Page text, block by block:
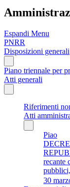
Espandi Menu
PNRR
Disposizioni generali
Piano triennale per
Atti generali
Riferimenti
Atti
Piao
recante
30